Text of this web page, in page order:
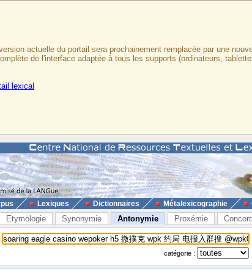
actuelle du portail sera prochainement remplacée par une
de l'interface adaptée à tous les supports (ordinateurs,
lexical
Lexiques Dictionnaires Métalexicographie
Etymologie Synonymie Antonymie Proxémie
catégorie :